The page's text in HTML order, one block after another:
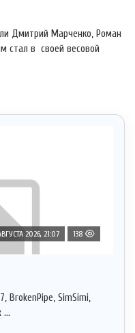
Дмитрий Марченко, Роман
стал в своей весовой
2026, 21:07 138
BrokenPipe, SimSimi,
...